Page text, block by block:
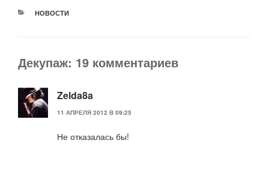
РУБРИКИ
НОВОСТИ
Декупаж: 19 комментариев
Zelda8a
11 АПРЕЛЯ 2012 В 09:25
Не отказалась бы!